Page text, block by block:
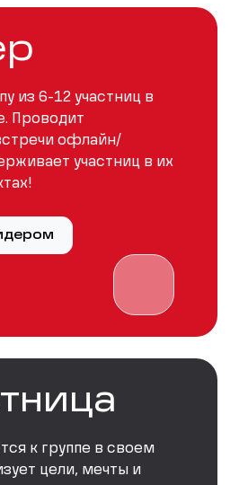
из 6-12 участниц в
Проводит
офлайн/
участниц в их
к группе в своем
цели, мечты и